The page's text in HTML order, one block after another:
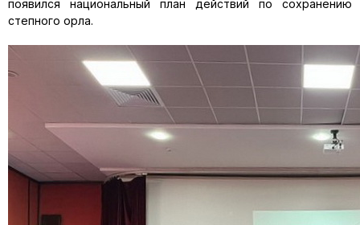
появился национальный план действий по сохранению
степного орла.